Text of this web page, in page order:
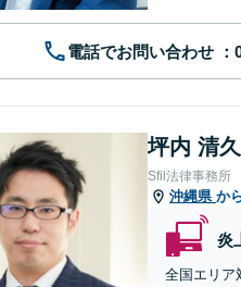
電話でお問い合わせ
坪内 清久
Sfil法律事務所
沖縄県 か
炎
全国エリア